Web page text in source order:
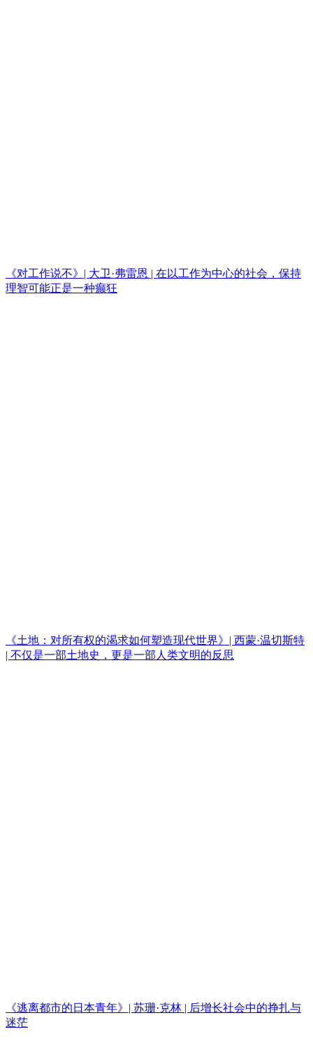
《对工作说不》| 大卫·弗雷恩 | 在以工作为中心的社会，保持
理智可能正是一种癫狂
《土地：对所有权的渴求如何塑造现代世界》| 西蒙·温切斯特
| 不仅是一部土地史，更是一部人类文明的反思
《逃离都市的日本青年》| 苏珊·克林 | 后增长社会中的挣扎与
迷茫